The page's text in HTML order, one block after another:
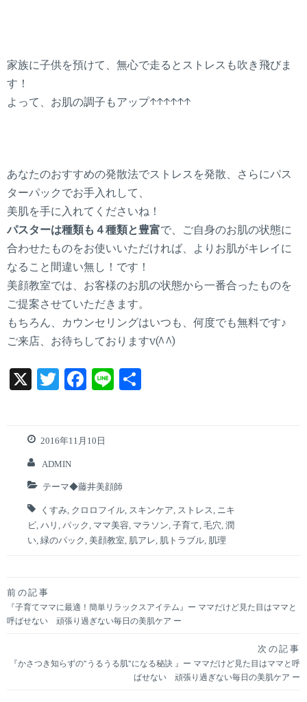
家族に子供を預けて、無心で走るとストレスも吹き飛びま
す！
よって、お肌の調子もアップ↑↑↑↑↑↑
あなたのおすすめの発散法でストレスを発散、さらにパス
ターパックでお手入れして、
美肌を手に入れてくださいね！
パスターは種類も４種類と豊富で、ご自身のお肌の状態に
合わせたものをお使いいただければ、よりお肌がキレイに
なること間違い無し！です！
美顔教室では、お客様のお肌の状態から一番合ったものを
ご提案させていただきます。
もちろん、カウンセリングはいつも、何度でも無料です♪
ご来店、お待ちしておりますv(^^)
X T
te
r
F
b
o
k
Li
2016年11月10日
ADMIN
テーマ◆藤井美顔師
くすみ クロロフイル スキンケア ストレス
ニキ
ビ ハリ パック ママ美容 マラソン 子育て 毛穴 潤
い 緑のパック 美顔教室 肌アレ 肌トラブル 肌理
投
ナ
前の記事
『子育てママに最適！簡単リラックスアイテム』ー ママだけど見た目はママと
呼ばせない 頑張り過ぎない毎日の美肌ケア ー
次の記事
『かさつき知らずの”うるうる肌”になる秘訣 』ー ママだけど見た目はママと呼
ばせない 頑張り過ぎない毎日の美肌ケア ー